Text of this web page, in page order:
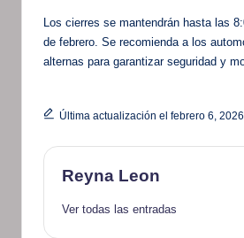
Los cierres se mantendrán hasta las
de febrero. Se recomienda a los
alternas para garantizar seguridad y
Última actualización el febrero 6, 2026
Reyna Leon
Ver todas las entradas